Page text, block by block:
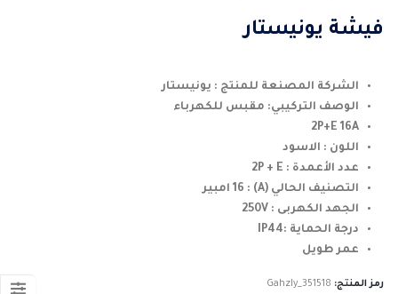
⁦21,00 EGP⁩
فيشة يونيستار
الشركة المصنعة للمنتج : يونيستار
الوصف التركيبي: مقبس للكهرباء
2P+E 16A
اللون : الاسود
عدد الأعمدة : 2P + E
التصنيف الحالي (A) : 16 امبير
الجهد الكهربى : 250V
درجة الحماية :IP44
عمر طويل
رمز المنتج: Gahzly_351518